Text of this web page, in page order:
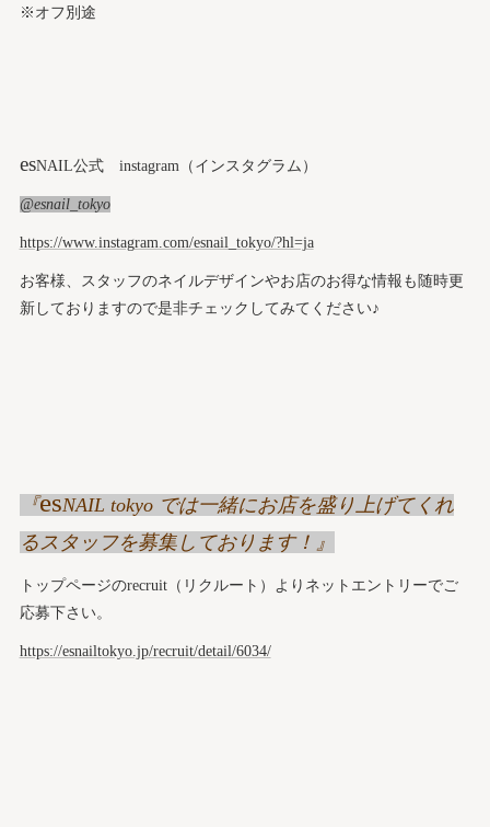
※オフ別途
esNAIL公式 instagram（インスタグラム）
@esnail_tokyo
https://www.instagram.com/esnail_tokyo/?hl=ja
お客様、スタッフのネイルデザインやお店のお得な情報も随時更
新しておりますので是非チェックしてみてください♪
『esNAIL tokyo では一緒にお店を盛り上げてくれ
るスタッフを募集しております！』
トップページのrecruit（リクルート）よりネットエントリーでご
応募下さい。
https://esnailtokyo.jp/recruit/detail/6034/